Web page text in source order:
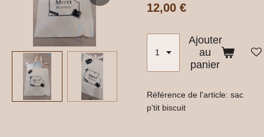
12,00 €
Ajouter
au
panier
Référence de l'article: sac
p'tit biscuit